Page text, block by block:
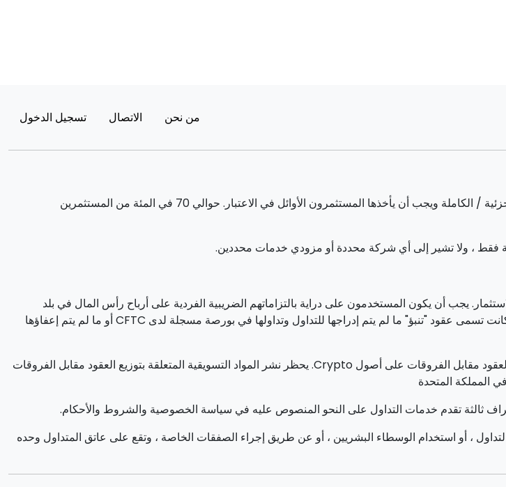
من نحن الاتصال تسجيل الدخول
يمكن أن يولد التداول فوائد ملحوظة. ومع ذلك ، فإنه ينطوي أيضا على مخاطر خسارة الأموال الجزئية / الكاملة ويجب أن يأخذها المستثمرون الأوائل في الاعتبار. حوالي 70 في المئة من المستثمرين
فقط ، ولا تشير إلى أي شركة محددة أو مزودي خدمات محددين.
يجب أن يكون المستخدمون على دراية بالتزاماتهم الضريبية الفردية على أرباح رأس المال في بلد
إقامتهم. من المخالف للقانون التماس الأشخاص الأمريكيين لشراء وبيع خيارات السلع ، حتى لو كانت تسمى عقود "تنبؤ" ما لم يتم إدراجها للتداول وتداولها في بورصة مسجلة لدى CFTC أو ما لم يتم إعفاؤها
أصدرت هيئة السلوك المالي ("FCA") بيان سياسة PS20 / 10 ، والذي يحظر بيع وترويج وتوزيع العقود مقابل الفروقات على أصول Crypto. يحظر نشر المواد التسويقية المتعلقة بتوزيع العقود مقابل الفروقات
ثالثة تقدم خدمات التداول على النحو المنصوص عليه في سياسة الخصوصية والشروط والأحكام.
، أو استخدام الوسطاء البشريين ، أو عن طريق إجراء الصفقات الخاصة ، وتقع على عاتق المتداول وحده